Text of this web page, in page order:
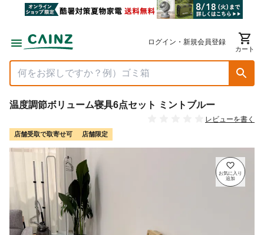
ログイン・新規会員登録
カート
温度調節ボリューム寝具6点セット ミントブルー
レビューを書く
店舗受取で取寄せ可 店舗限定